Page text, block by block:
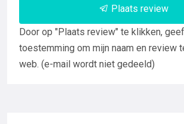
Plaats review
Door op "Plaats review" te klikken,
toestemming om mijn naam en review
web. (e-mail wordt niet gedeeld)